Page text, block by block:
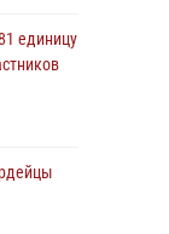
единицу